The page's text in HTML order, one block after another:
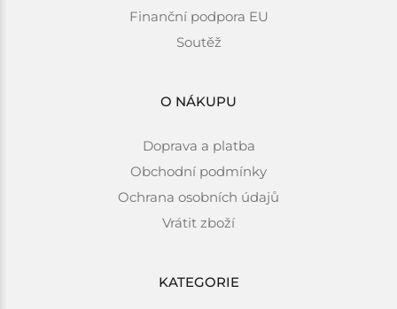
Finanční podpora EU
Soutěž
O NÁKUPU
Doprava a platba
Obchodní podmínky
Ochrana osobních údajů
Vrátit zboží
KATEGORIE